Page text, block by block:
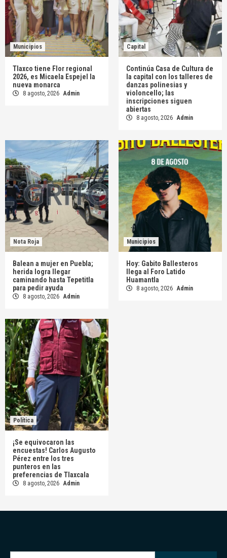
Municipios
Tlaxco tiene Flor regional
2026, es Micaela Espejel la
nueva monarca
8 agosto, 2026 Admin
Capital
Continúa Casa de Cultura de
la capital con los talleres de
danzas polinesias y
violoncello; las
inscripciones siguen
abiertas
8 agosto, 2026 Admin
Nota Roja
Balean a mujer en Puebla;
herida logra llegar
caminando hasta Tepetitla
para pedir ayuda
8 agosto, 2026 Admin
Municipios
Hoy: Gabito Ballesteros
llega al Foro Latido
Huamantla
8 agosto, 2026 Admin
Política
¡Se equivocaron las
encuestas! Carlos Augusto
Pérez entre los tres
punteros en las
preferencias de Tlaxcala
8 agosto, 2026 Admin